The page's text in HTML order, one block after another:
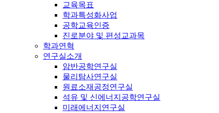
교육목표
학과특성화사업
공학교육인증
진로분야 및 편성교과목
학과연혁
연구실소개
암반공학연구실
물리탐사연구실
원료소재공정연구실
석유 및 신에너지공학연구실
미래에너지연구실